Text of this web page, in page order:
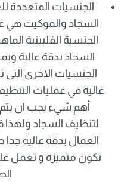
الجنسيات المتعددة
السجاد والموكيت هي
الجنسية الفلبينية
السجاد بدقة عالية
الجنسيات الاخرى التي
عالية في عمليات
أهم شيء يجب ان يتم
لتنظيف السجاد ولهذا
العمال بدقة عالية جدا
تكون متميزة و تعمل